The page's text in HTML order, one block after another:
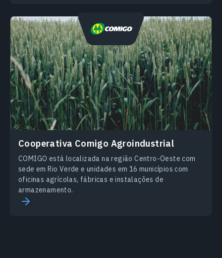
Cooperativa Comigo Agroindustrial
COMIGO está localizada na região Centro-Oeste com
sede em Rio Verde e unidades em 16 municípios com
oficinas agrícolas, fábricas e instalações de
armazenamento.